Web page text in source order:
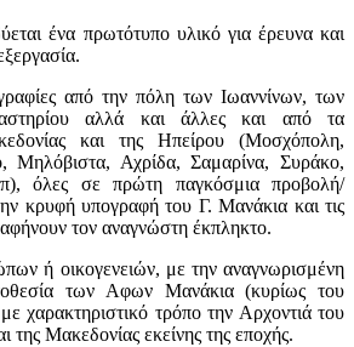
ένα πρωτότυπο υλικό για έρευνα και
από την πόλη των Ιωαννίνων, των
αλλά και άλλες και από τα
και της Ηπείρου (Μοσχόπολη,
Αχρίδα, Σαμαρίνα, Συράκο,
όλες σε πρώτη παγκόσμια προβολή/
κρυφή υπογραφή του Γ. Μανάκια και τις
τον αναγνώστη έκπληκτο.
ή οικογενειών, με την αναγνωρισμένη
των Αφων Μανάκια (κυρίως του
χαρακτηριστικό τρόπο την Αρχοντιά του
της Μακεδονίας εκείνης της εποχής.